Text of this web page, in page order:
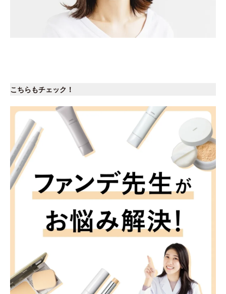
こちらもチェック！